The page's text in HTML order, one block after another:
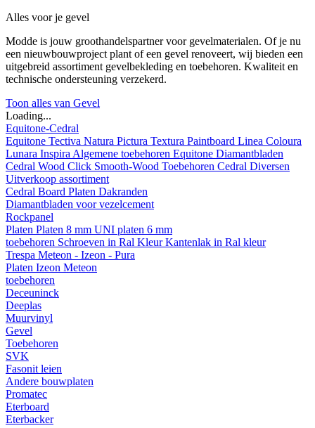
Alles voor je gevel
Modde is jouw groothandelspartner voor gevelmaterialen. Of je nu
een nieuwbouwproject plant of een gevel renoveert, wij bieden een
uitgebreid assortiment gevelbekleding en toebehoren. Kwaliteit en
technische ondersteuning verzekerd.
Toon alles van Gevel
Loading...
Equitone-Cedral
Equitone Tectiva Natura Pictura Textura Paintboard Linea Coloura
Lunara Inspira Algemene toebehoren Equitone Diamantbladen
Cedral Wood Click Smooth-Wood Toebehoren Cedral Diversen
Uitverkoop assortiment
Cedral Board Platen Dakranden
Diamantbladen voor vezelcement
Rockpanel
Platen Platen 8 mm UNI platen 6 mm
toebehoren Schroeven in Ral KleurKantenlak in Ral kleur
Trespa Meteon - Izeon - Pura
Platen Izeon Meteon
toebehoren
Deceuninck
Deeplas
Muurvinyl
Gevel
Toebehoren
SVK
Fasonit leien
Andere bouwplaten
Promatec
Eterboard
Eterbacker